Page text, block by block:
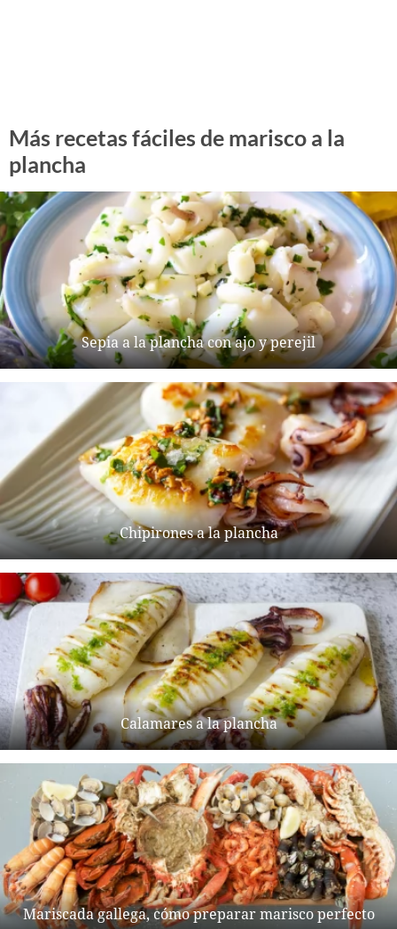
Más recetas fáciles de marisco a la
plancha
Sepia a la plancha con ajo y perejil
Chipirones a la plancha
Calamares a la plancha
Mariscada gallega, cómo preparar marisco perfecto